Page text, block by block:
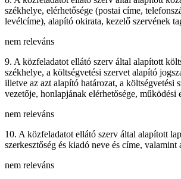
székhelye, elérhetősége (postai címe,
levélcíme), alapító okirata, kezelő szervének
nem releváns
9. A közfeladatot ellátó szerv által alapított
székhelye, a költségvetési szervet alapító
illetve az azt alapító határozat, a költségvetési
vezetője, honlapjának elérhetősége, működési
nem releváns
10. A közfeladatot ellátó szerv által alapított
szerkesztőség és kiadó neve és címe, valamint
nem releváns